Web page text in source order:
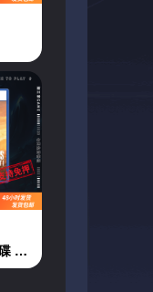
索尼PS5游戏光碟 美国末日 最后的生还者 中文